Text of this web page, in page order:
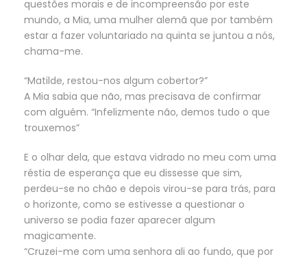
questões morais e de incompreensão por este
mundo, a Mia, uma mulher alemã que por também
estar a fazer voluntariado na quinta se juntou a nós,
chama-me.
“Matilde, restou-nos algum cobertor?”
A Mia sabia que não, mas precisava de confirmar
com alguém. “Infelizmente não, demos tudo o que
trouxemos”
E o olhar dela, que estava vidrado no meu com uma
réstia de esperança que eu dissesse que sim,
perdeu-se no chão e depois virou-se para trás, para
o horizonte, como se estivesse a questionar o
universo se podia fazer aparecer algum
magicamente.
“Cruzei-me com uma senhora ali ao fundo, que por